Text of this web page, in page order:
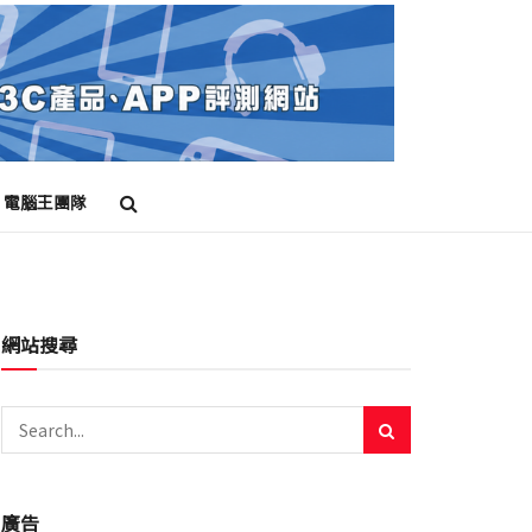
電腦王團隊
網站搜尋
廣告